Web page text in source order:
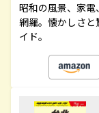
昭和の風景、家
網羅。懐かしさ
イド。